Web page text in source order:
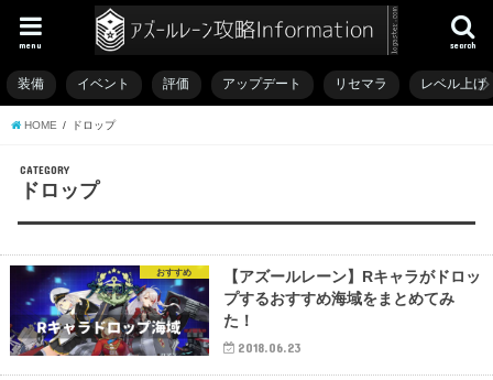
search
menu
装備 イベント 評価 アップデート リセマラ レベル上げ
HOME ドロップ
CATEGORY
ドロップ
おすすめ
【アズールレーン】Rキャラがドロッ
プするおすすめ海域をまとめてみ
た！
2018.06.23